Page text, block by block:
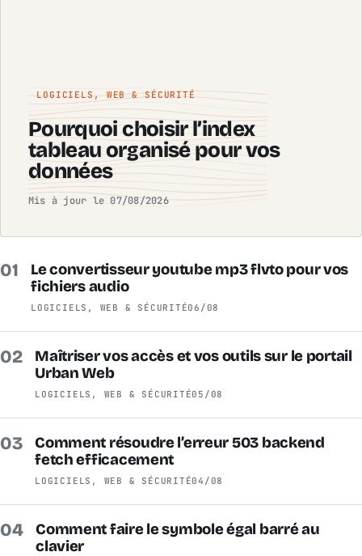
LOGICIELS, WEB & SÉCURITÉ
Pourquoi choisir l’index
tableau organisé pour vos
données
Mis à jour le 07/08/2026
01
Le convertisseur youtube mp3 flvto pour vos
fichiers audio
LOGICIELS, WEB & SÉCURITÉ06/08
02
Maîtriser vos accès et vos outils sur le portail
Urban Web
LOGICIELS, WEB & SÉCURITÉ05/08
03
Comment résoudre l’erreur 503 backend
fetch efficacement
LOGICIELS, WEB & SÉCURITÉ04/08
04
Comment faire le symbole égal barré au
clavier